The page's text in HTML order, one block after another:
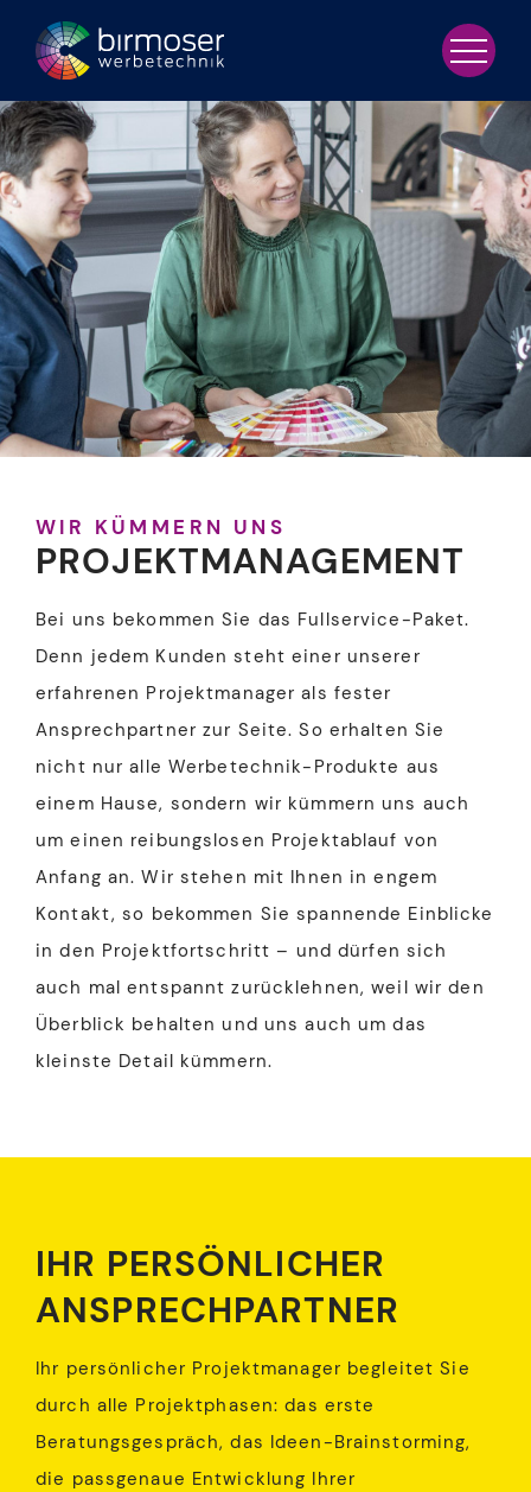
WIR KÜMMERN UNS
PROJEKTMANAGEMENT
Bei uns bekommen Sie das Fullservice-Paket.
Denn jedem Kunden steht einer unserer
erfahrenen Projektmanager als fester
Ansprechpartner zur Seite. So erhalten Sie
nicht nur alle Werbetechnik-Produkte aus
einem Hause, sondern wir kümmern uns auch
um einen reibungslosen Projektablauf von
Anfang an. Wir stehen mit Ihnen in engem
Kontakt, so bekommen Sie spannende Einblicke
in den Projektfortschritt – und dürfen sich
auch mal entspannt zurücklehnen, weil wir den
Überblick behalten und uns auch um das
kleinste Detail kümmern.
IHR PERSÖNLICHER
ANSPRECHPARTNER
Ihr persönlicher Projektmanager begleitet Sie
durch alle Projektphasen: das erste
Beratungsgespräch, das Ideen-Brainstorming,
die passgenaue Entwicklung Ihrer